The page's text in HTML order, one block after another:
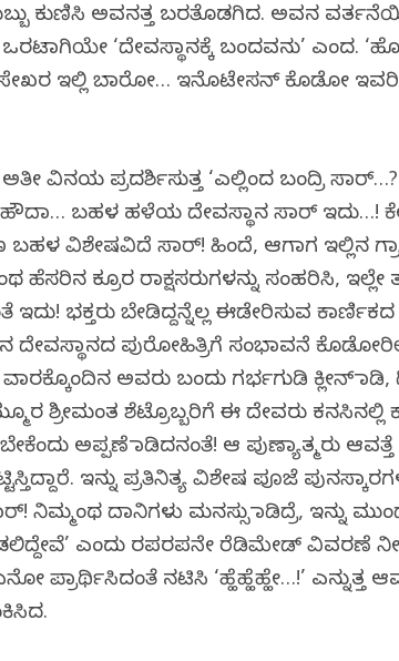
ಕುಣಿಸಿ ಅವನತ್ತ ಬರತೊಡಗಿದ. ಅವನ
‘ದೇವಸ್ಥಾನಕ್ಕೆ ಬಂದವನು’ ಎಂದ.
ಸೇಖರ ಇಲ್ಲಿ ಬಾರೋ… ಇನೊಟೇಸನ್ ಕೊಡೋ
ವಿನಯ ಪ್ರದರ್ಶಿಸುತ್ತ ‘ಎಲ್ಲಿಂದ ಬಂದ್ರಿ
ಬಹಳ ಹಳೆಯ ದೇವಸ್ಥಾನ ಸಾರ್ ಇದು…!
ಬಹಳ ವಿಶೇಷವಿದೆ ಸಾರ್! ಹಿಂದೆ, ಆಗಾಗ ಇಲ್ಲಿನ
ಹೆಸರಿನ ಕ್ರೂರ ರಾಕ್ಷಸರುಗಳನ್ನು ಸಂಹರಿಸಿ, ಇಲ್ಲೇ
ಭಕ್ತರು ಬೇಡಿದ್ದನ್ನೆಲ್ಲ ಈಡೇರಿಸುವ ಕಾರ್ಣಿಕದ
ದೇವಸ್ಥಾನದ ಪುರೋಹಿತ್ರಿಗೆ ಸಂಭಾವನೆ
ಅವರು ಬಂದು ಗರ್ಭಗುಡಿ ಕ್ಲೀನ್ ಮಾಡಿ,
ಶ್ರೀಮಂತ ಶೆಟ್ರೊಬ್ಬರಿಗೆ ಈ ದೇವರು ಕನಸಿನಲ್ಲಿ
ಅಪ್ಪಣೆ ಮಾಡಿದನಂತೆ! ಆ ಪುಣ್ಯಾತ್ಮರು ಆವತ್ತೆ
ಇನ್ನು ಪ್ರತಿನಿತ್ಯ ವಿಶೇಷ ಪೂಜೆ
ನಿಮ್ಮಂಥ ದಾನಿಗಳು ಮನಸ್ಸು ಮಾಡಿದ್ರೆ, ಇನ್ನು
ಎಂದು ರಪರಪನೇ ರೆಡಿಮೇಡ್ ವಿವರಣೆ
ಪ್ರಾರ್ಥಿಸಿದಂತೆ ನಟಿಸಿ ‘ಹ್ಹೆಹ್ಹೆಹ್ಹೇ…!’ ಎನ್ನುತ್ತ